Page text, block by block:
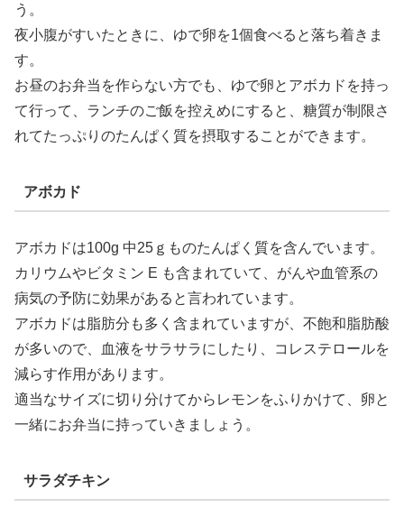
う。
夜小腹がすいたときに、ゆで卵を1個食べると落ち着きま
す。
お昼のお弁当を作らない方でも、ゆで卵とアボカドを持っ
て行って、ランチのご飯を控えめにすると、糖質が制限さ
れてたっぷりのたんぱく質を摂取することができます。
アボカド
アボカドは100g 中25ｇものたんぱく質を含んでいます。
カリウムやビタミン E も含まれていて、がんや血管系の
病気の予防に効果があると言われています。
アボカドは脂肪分も多く含まれていますが、不飽和脂肪酸
が多いので、血液をサラサラにしたり、コレステロールを
減らす作用があります。
適当なサイズに切り分けてからレモンをふりかけて、卵と
一緒にお弁当に持っていきましょう。
サラダチキン